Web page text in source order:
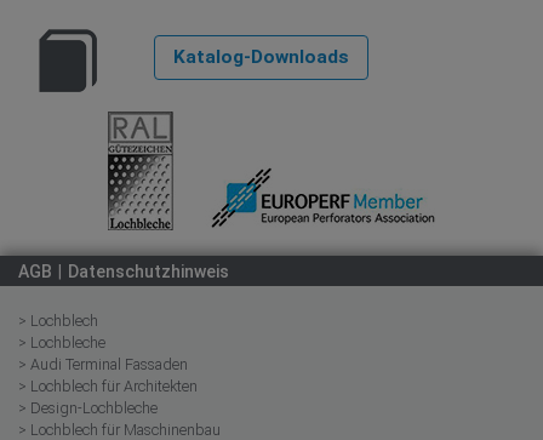
Katalog-Downloads
AGB Datenschutzhinweis
> Lochblech
> Lochbleche
> Audi Terminal Fassaden
> Lochblech für Architekten
> Design-Lochbleche
> Lochblech für Maschinenbau